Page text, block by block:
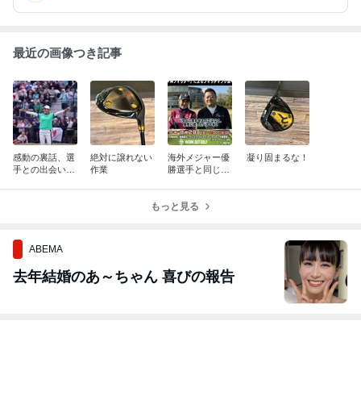
最近の画像つき記事
感動の裏話、選
手との出会いか
絶対に譲れない
作業
海外メジャー優
勝選手と同じフ
凝り固まるな！
もっと見る
ABEMA
去年結婚のあ～ちゃん 喜びの報告